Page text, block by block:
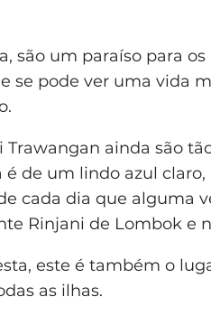
são um paraíso para
se pode ver uma vida
Trawangan ainda são
é de um lindo azul
cada dia que alguma
Rinjani de Lombok e
este é também o
as ilhas.